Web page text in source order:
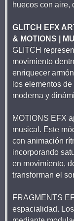
huecos con aire,
GLITCH EFX
& MOTIONS |
GLITCH
movimiento
enriquecer
los elementos
moderna y
MOTIONS EFX
musical. Este
con animación
incorporando
en movimiento,
transforman el
FRAGMENTS
espacialidad.